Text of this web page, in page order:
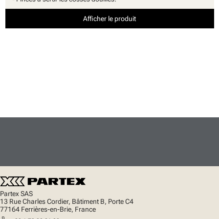
Afficher le produit
Partex SAS
13 Rue Charles Cordier, Bâtiment B, Porte C4
77164 Ferrières-en-Brie, France